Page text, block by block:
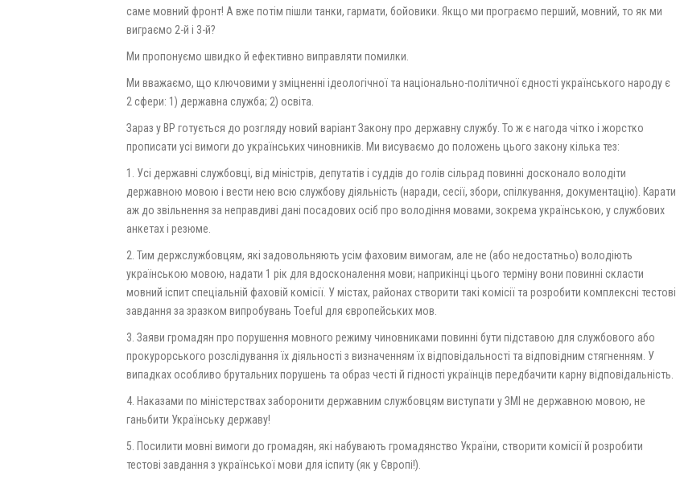
саме мовний фронт! А вже потім пішли танки, гармати, бойовики. Якщо ми програємо перший, мовний, то як ми
виграємо 2-й і 3-й?
Ми пропонуємо швидко й ефективно виправляти помилки.
Ми вважаємо, що ключовими у зміцненні ідеологічної та національно-політичної єдності українського народу є
2 сфери: 1) державна служба; 2) освіта.
Зараз у ВР готується до розгляду новий варіант Закону про державну службу. То ж є нагода чітко і жорстко
прописати усі вимоги до українських чиновників. Ми висуваємо до положень цього закону кілька тез:
1. Усі державні службовці, від міністрів, депутатів і суддів до голів сільрад повинні досконало володіти
державною мовою і вести нею всю службову діяльність (наради, сесії, збори, спілкування, документацію). Карати
аж до звільнення за неправдиві дані посадових осіб про володіння мовами, зокрема українською, у службових
анкетах і резюме.
2. Тим держслужбовцям, які задовольняють усім фаховим вимогам, але не (або недостатньо) володіють
українською мовою, надати 1 рік для вдосконалення мови; наприкінці цього терміну вони повинні скласти
мовний іспит спеціальній фаховій комісії. У містах, районах створити такі комісії та розробити комплексні тестові
завдання за зразком випробувань Toeful для європейських мов.
3. Заяви громадян про порушення мовного режиму чиновниками повинні бути підставою для службового або
прокурорського розслідування їх діяльності з визначенням їх відповідальності та відповідним стягненням. У
випадках особливо брутальних порушень та образ честі й гідності українців передбачити карну відповідальність.
4. Наказами по міністерствах заборонити державним службовцям виступати у ЗМІ не державною мовою, не
ганьбити Українську державу!
5. Посилити мовні вимоги до громадян, які набувають громадянство України, створити комісії й розробити
тестові завдання з української мови для іспиту (як у Європі!).